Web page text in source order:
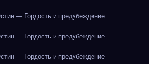
— Гордость и предубеждение
— Гордость и предубеждение
— Гордость и предубеждение